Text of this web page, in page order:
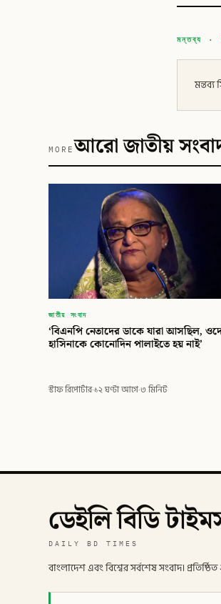
মন্তব্য ·
MOREআরো জাতীয়
জাতীয় সংবাদ
‘বিএনপি নেতাদের ডাকে যারা আসছিল,
হাসিনাকে কোনোদিন পালাইতে হয় নাই’
স্টাফ রিপোর্টার·১২ ঘণ্টা আগে·৩ মিনিট
ডেইলি বিডি
DAILY BD TIMES
বাংলাদেশ এবং বিশ্বের সর্বশেষ সংবাদ।